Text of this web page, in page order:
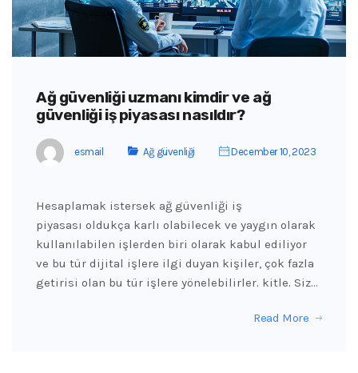
Ağ güvenliği uzmanı kimdir ve ağ
güvenliği iş piyasası nasıldır?
esmail Ağ güvenliği December 10, 2023
Hesaplamak istersek ağ güvenliği iş
piyasası oldukça karlı olabilecek ve yaygın olarak
kullanılabilen işlerden biri olarak kabul ediliyor
ve bu tür dijital işlere ilgi duyan kişiler, çok fazla
getirisi olan bu tür işlere yönelebilirler. kitle. Siz…
Read More